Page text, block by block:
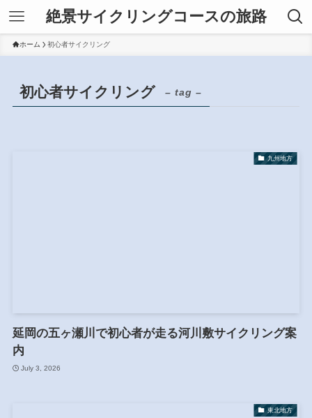
絶景サイクリングコースの旅路
ホーム 初心者サイクリング
初心者サイクリング – tag –
九州地方
延岡の五ヶ瀬川で初心者が走る河川敷サイクリング案
内
July 3, 2026
東北地方